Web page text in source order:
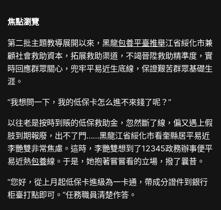
焦點瀏覽
第二批主題教導展開以來，黑龍包養平臺推舉江省綏化市兼
顧社會救助資本，拓展救助渠道，不竭晉陞救助精準度，實
時回應群眾關心，兜牢平易近生底線，保證艱苦群眾基礎生
涯。
“我想問一下，我的低保卡怎么進不來錢了呢？”
以往老是按時到賬的低保救助金，忽然斷了線，偏又遇上假
肢到期報廢，出不了門……黑龍江省綏化市看奎縣居平易近
李艷雙非常焦慮。這時，李艷雙想到了12345政務辦事便平
易近熱包養線。于是，她抱著嘗嘗看的立場，撥了曩昔。
“您好，從上月起低保卡進級為一卡通，帶成分證件到銀行
柜臺打點即可。”任務職員清楚作答。